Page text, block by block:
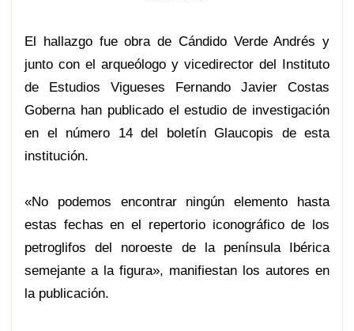
El hallazgo fue obra de Cándido Verde Andrés y
junto con el arqueólogo y vicedirector del Instituto
de Estudios Vigueses Fernando Javier Costas
Goberna han publicado el estudio de investigación
en el número 14 del boletín Glaucopis de esta
institución.
«No podemos encontrar ningún elemento hasta
estas fechas en el repertorio iconográfico de los
petroglifos del noroeste de la península Ibérica
semejante a la figura», manifiestan los autores en
la publicación.